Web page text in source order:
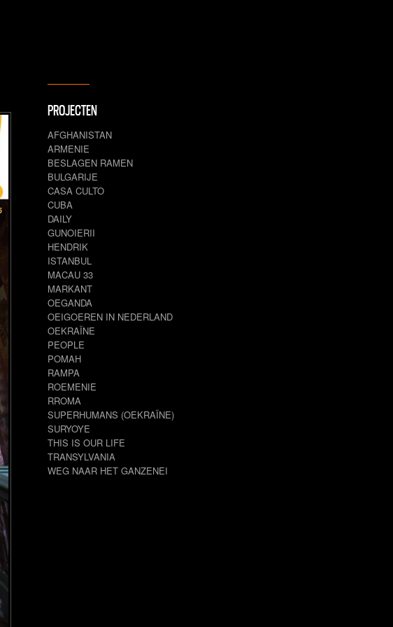
PROJECTEN
AFGHANISTAN
ARMENIE
BESLAGEN RAMEN
BULGARIJE
CASA CULTO
CUBA
DAILY
GUNOIERII
HENDRIK
ISTANBUL
MACAU 33
MARKANT
OEGANDA
OEIGOEREN IN NEDERLAND
OEKRAÏNE
PEOPLE
POMAH
RAMPA
ROEMENIE
RROMA
SUPERHUMANS (OEKRAÏNE)
SURYOYE
THIS IS OUR LIFE
TRANSYLVANIA
WEG NAAR HET GANZENEI